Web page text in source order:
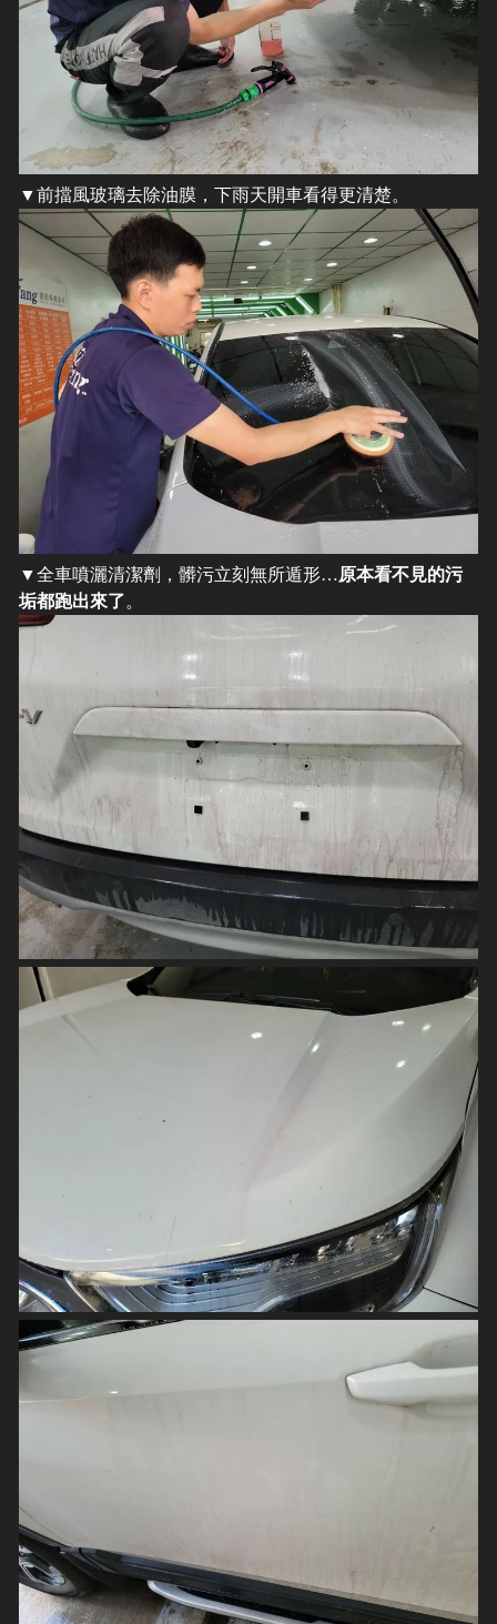
▼前擋風玻璃去除油膜，下雨天開車看得更清楚。
​▼全車噴灑清潔劑，髒污立刻無所遁形…原本看不見的污
垢都跑出來了。